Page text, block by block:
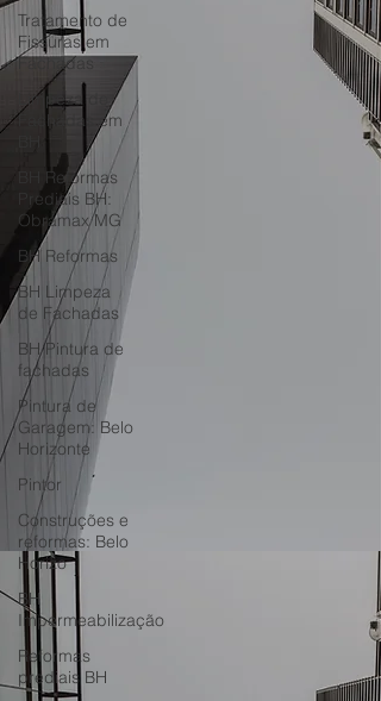
Tratamento de
Fissuras em
Fachadas
Limpeza de
Fachadas em
BH Reformas
Prediais BH:
Obramax MG
BH Reformas
BH Limpeza
de Fachadas
BH Pintura de
fachadas
Pintura de
Garagem: Belo
Horizonte
Pintor
Construções e
reformas: Belo
Horizo
BH
Impermeabilização
Reformas
prediais BH
Horizonte